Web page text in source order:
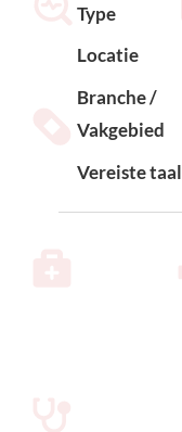
Type
Locatie
Branche /
Vakgebied
Vereiste taal